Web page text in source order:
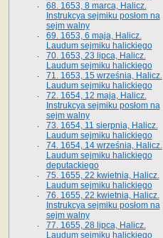
68. 1653, 8 marca, Halicz.
Instrukcya sejmiku posłom na
sejm walny
69. 1653, 6 maja, Halicz.
Laudum sejmiku halickiego
70. 1653, 23 lipca, Halicz.
Laudum sejmiku halickiego
71. 1653, 15 września, Halicz.
Laudum sejmiku halickiego
72. 1654, 12 maja, Halicz.
Instrukcya sejmiku posłom na
sejm walny
73. 1654, 11 sierpnia, Halicz.
Laudum sejmiku halickiego
74. 1654, 14 września, Halicz.
Laudum sejmiku halickiego
deputackiego
75. 1655, 22 kwietnia, Halicz.
Laudum sejmiku halickiego
76. 1655, 22 kwietnia, Halicz.
Instrukcya sejmiku posłom na
sejm walny
77. 1655, 28 lipca, Halicz.
Laudum sejmiku halickiego